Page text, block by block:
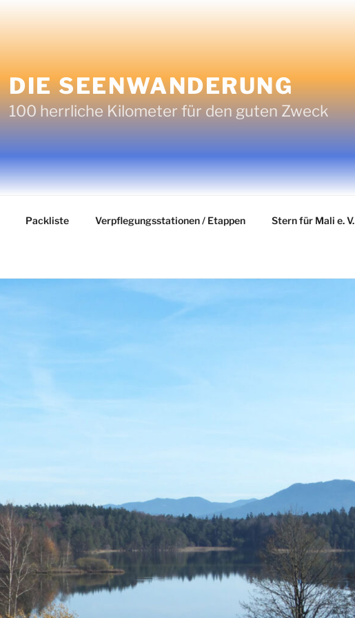
DIE SEENWANDERUNG
100 herrliche Kilometer für den guten Zweck
Packliste Verpflegungsstationen / Etappen Stern für Mali e. V.